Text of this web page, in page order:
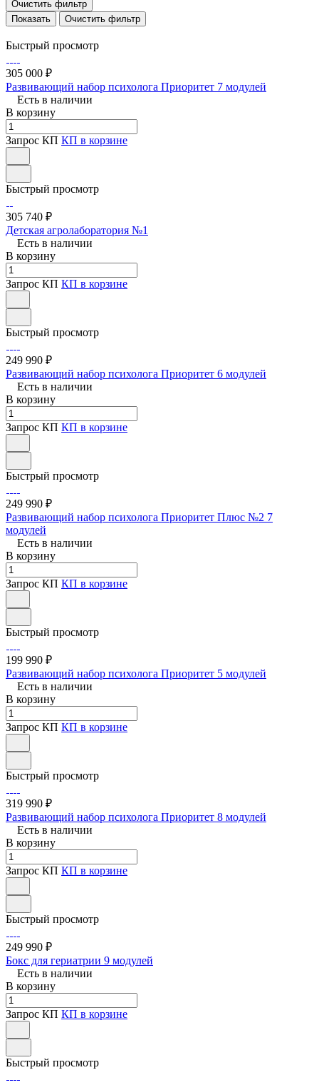
Очистить фильтр
Очистить фильтр
Быстрый просмотр
305 000 ₽
Развивающий набор психолога Приоритет 7 модулей
Есть в наличии
В корзину
Запрос КП КП в корзине
Быстрый просмотр
305 740 ₽
Детская агролаборатория №1
Есть в наличии
В корзину
Запрос КП КП в корзине
Быстрый просмотр
249 990 ₽
Развивающий набор психолога Приоритет 6 модулей
Есть в наличии
В корзину
Запрос КП КП в корзине
Быстрый просмотр
249 990 ₽
Развивающий набор психолога Приоритет Плюс №2 7
модулей
Есть в наличии
В корзину
Запрос КП КП в корзине
Быстрый просмотр
199 990 ₽
Развивающий набор психолога Приоритет 5 модулей
Есть в наличии
В корзину
Запрос КП КП в корзине
Быстрый просмотр
319 990 ₽
Развивающий набор психолога Приоритет 8 модулей
Есть в наличии
В корзину
Запрос КП КП в корзине
Быстрый просмотр
249 990 ₽
Бокс для гериатрии 9 модулей
Есть в наличии
В корзину
Запрос КП КП в корзине
Быстрый просмотр